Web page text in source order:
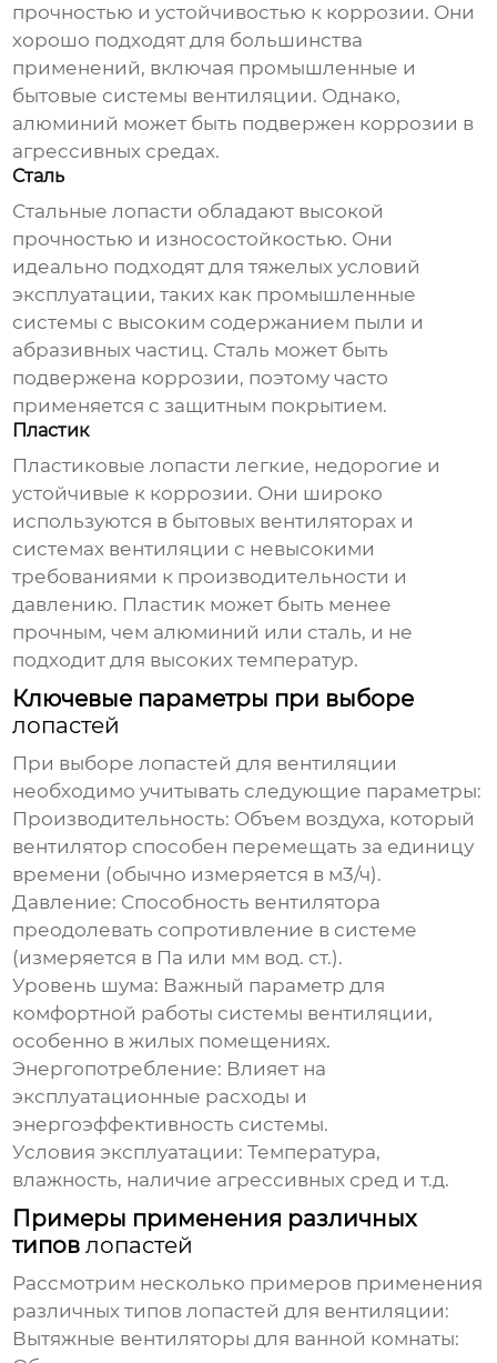
прочностью и устойчивостью к коррозии. Они
хорошо подходят для большинства
применений, включая промышленные и
бытовые системы вентиляции. Однако,
алюминий может быть подвержен коррозии в
агрессивных средах.
Сталь
Стальныелопасти обладают высокой
прочностью и износостойкостью. Они
идеально подходят для тяжелых условий
эксплуатации, таких как промышленные
системы с высоким содержанием пыли и
абразивных частиц. Сталь может быть
подвержена коррозии, поэтому часто
применяется с защитным покрытием.
Пластик
Пластиковыелопасти легкие, недорогие и
устойчивые к коррозии. Они широко
используются в бытовых вентиляторах и
системах вентиляции с невысокими
требованиями к производительности и
давлению. Пластик может быть менее
прочным, чем алюминий или сталь, и не
подходит для высоких температур.
Ключевые параметры при выборе
лопастей
При выборелопастей для вентиляции
необходимо учитывать следующие параметры:
Производительность: Объем воздуха, который
вентилятор способен перемещать за единицу
времени (обычно измеряется в м3/ч).
Давление: Способность вентилятора
преодолевать сопротивление в системе
(измеряется в Па или мм вод. ст.).
Уровень шума: Важный параметр для
комфортной работы системы вентиляции,
особенно в жилых помещениях.
Энергопотребление: Влияет на
эксплуатационные расходы и
энергоэффективность системы.
Условия эксплуатации: Температура,
влажность, наличие агрессивных сред и т.д.
Примеры применения различных
типовлопастей
Рассмотрим несколько примеров применения
различных типовлопастей для вентиляции:
Вытяжные вентиляторы для ванной комнаты: